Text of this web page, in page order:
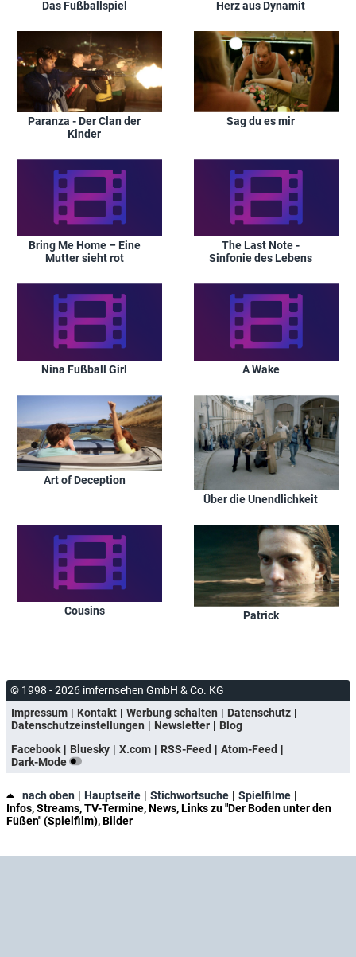
Das Fußballspiel Herz aus Dynamit
Paranza - Der Clan der
Kinder
Sag du es mir
Bring Me Home – Eine
Mutter sieht rot
The Last Note -
Sinfonie des Lebens
Nina Fußball Girl A Wake
Art of Deception
Über die Unendlichkeit
Cousins Patrick
© 1998 - 2026 imfernsehen GmbH & Co. KG
Impressum
Kontakt Werbung schalten
Datenschutz
Datenschutzeinstellungen
Newsletter
Blog
Facebook
Bluesky X.com RSS-Feed
Atom-Feed
Dark-Mode
nach oben Hauptseite Stichwortsuche
Spielfilme
Infos, Streams, TV-Termine, News, Links zu "Der Boden unter den
Füßen" (Spielfilm), Bilder